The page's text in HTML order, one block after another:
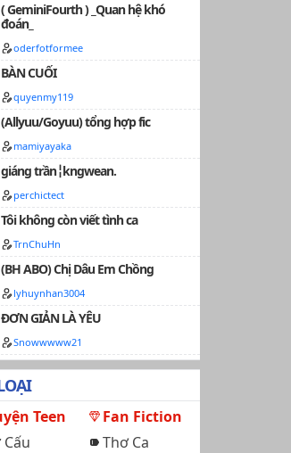
( GeminiFourth ) _Quan hệ khó
đoán_
oderfotformee
BÀN CUỐI
quyenmy119
(Allyuu/Goyuu) tổng hợp fic
mamiyayaka
giáng trần╎kngwean.
perchictect
Tôi không còn viết tình ca
TrnChuHn
(BH ABO) Chị Dâu Em Chồng
lyhuynhan3004
ĐƠN GIẢN LÀ YÊU
Snowwwww21
Teen
Fan Fiction
Thơ Ca